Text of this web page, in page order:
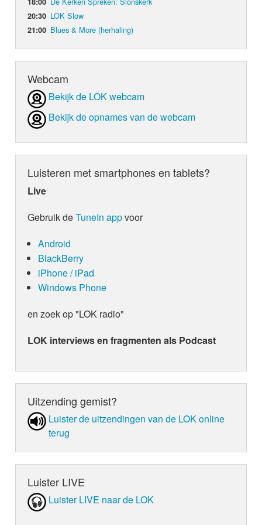
20:30 LOK Slow
21:00 Blues & More (herhaling)
Webcam
Bekijk de LOK webcam
Bekijk de opnames van de webcam
Luisteren met smartphones en tablets?
Live
Gebruik deTuneIn appvoor
Android
BlackBerry
iPhone / iPad
Windows Phone
en zoek op "LOK radio"
LOK interviews en fragmenten als Podcast
Uitzending gemist?
Luister de uit­zen­din­gen van de LOK online
terug
Luister LIVE
Luister LIVE naar de LOK